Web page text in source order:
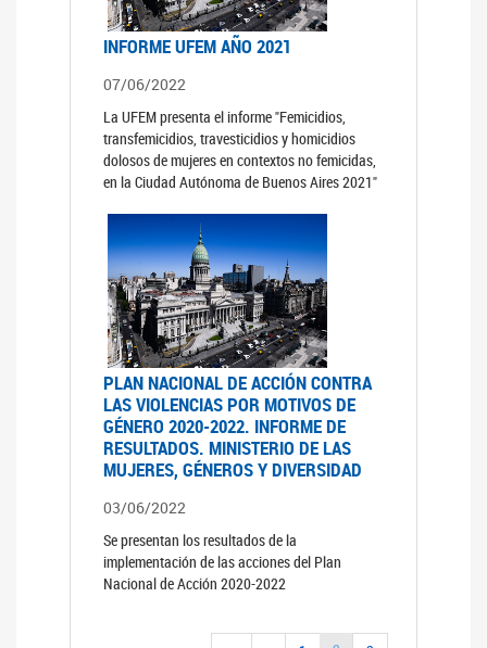
INFORME UFEM AÑO 2021
07/06/2022
La UFEM presenta el informe "Femicidios,
transfemicidios, travesticidios y homicidios
dolosos de mujeres en contextos no femicidas,
en la Ciudad Autónoma de Buenos Aires 2021"
PLAN NACIONAL DE ACCIÓN CONTRA
LAS VIOLENCIAS POR MOTIVOS DE
GÉNERO 2020-2022. INFORME DE
RESULTADOS. MINISTERIO DE LAS
MUJERES, GÉNEROS Y DIVERSIDAD
03/06/2022
Se presentan los resultados de la
implementación de las acciones del Plan
Nacional de Acción 2020-2022